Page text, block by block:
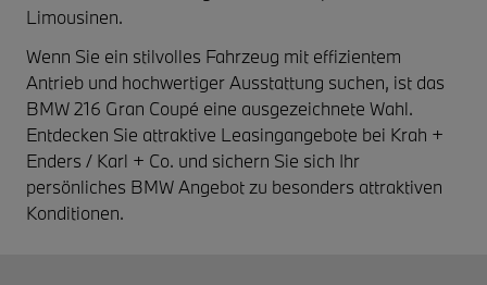
Limousinen.
Wenn Sie ein stilvolles Fahrzeug mit effizientem
Antrieb und hochwertiger Ausstattung suchen, ist das
BMW 216 Gran Coupé eine ausgezeichnete Wahl.
Entdecken Sie attraktive Leasingangebote bei Krah +
Enders / Karl + Co. und sichern Sie sich Ihr
persönliches BMW Angebot zu besonders attraktiven
Konditionen.